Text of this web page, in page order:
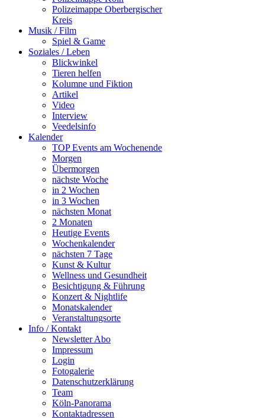
Polizeimappe Oberbergischer
Kreis
Musik / Film
Spiel & Game
Soziales / Leben
Blickwinkel
Tieren helfen
Kolumne und Fiktion
Artikel
Video
Interview
Veedelsinfo
Kalender
TOP Events am Wochenende
Morgen
Übermorgen
nächste Woche
in 2 Wochen
in 3 Wochen
nächsten Monat
2 Monaten
Heutige Events
Wochenkalender
nächsten 7 Tage
Kunst & Kultur
Wellness und Gesundheit
Besichtigung & Führung
Konzert & Nightlife
Monatskalender
Veranstaltungsorte
Info / Kontakt
Newsletter Abo
Impressum
Login
Fotogalerie
Datenschutzerklärung
Team
Köln-Panorama
Kontaktadressen